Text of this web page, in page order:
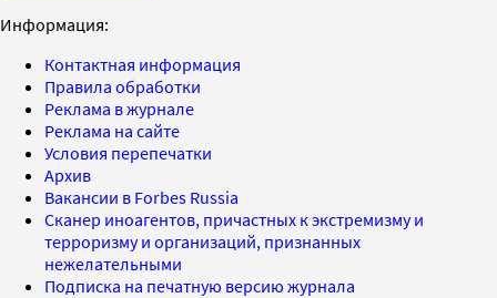
Информация:
Контактная информация
Правила обработки
Реклама в журнале
Реклама на сайте
Условия перепечатки
Архив
Вакансии в Forbes Russia
Сканер иноагентов, причастных к экстремизму и
терроризму и организаций, признанных
нежелательными
Подписка на печатную версию журнала